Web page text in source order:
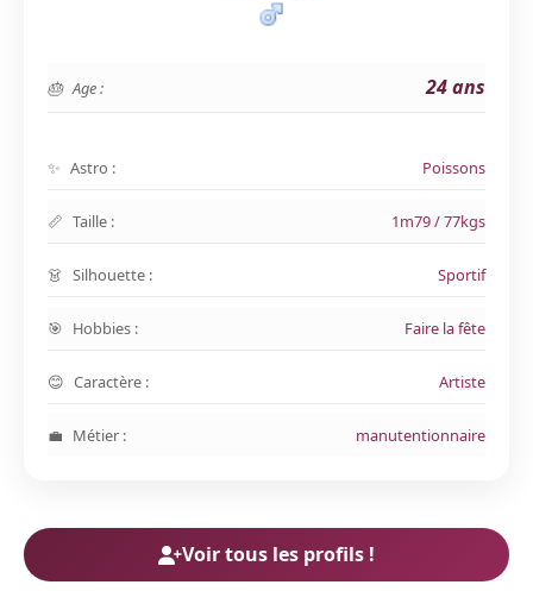
Age : 24 ans
Astro : Poissons
Taille : 1m79 / 77kgs
Silhouette : Sportif
Hobbies : Faire la fête
Caractère : Artiste
Métier : manutentionnaire
Voir tous les profils !